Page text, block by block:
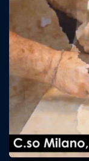
LO
IL